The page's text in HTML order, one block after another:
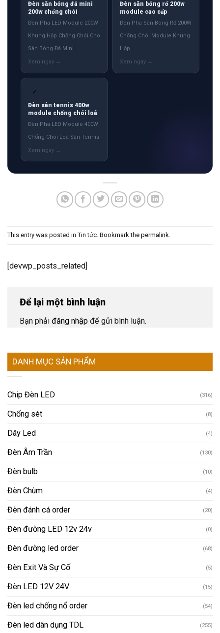
Đèn sân bóng đá mini
200w chống chói
Đèn Pha LED Module 200W
Khung Hộp Chống Chói Cho
Sân Bóng Đá Mini
Đèn sân bóng rổ 200w
module cao cấp
Đèn Pha Sân Bóng Rổ 200W
Chống Chói Module Khung
Hộp
✓
Đèn sân tennis 400w
module chống chói loá
Đèn Pha LED Module 400W
Chống Chói Loá Sân Tennis
This entry was posted inTin tức . Bookmark the permalink
[devwp_posts_related]
Để lại một bình luận
Bạn phải đăng nhập để gửi bình luận.
DANH MỤC SẢN PHẨM
Chip Đèn LED (316)
Chống sét (8)
Dây Led (4)
Đèn Âm Trần (130)
Đèn bulb (10)
Đèn Chùm (4)
Đèn đánh cá order (20)
Đèn đường LED 12v 24v (0)
Đèn đường led order (68)
Đèn Exit Và Sự Cố (5)
Đèn LED 12V 24V (15)
Đèn led chống nổ order (54)
Đèn led dân dụng TDL (255)